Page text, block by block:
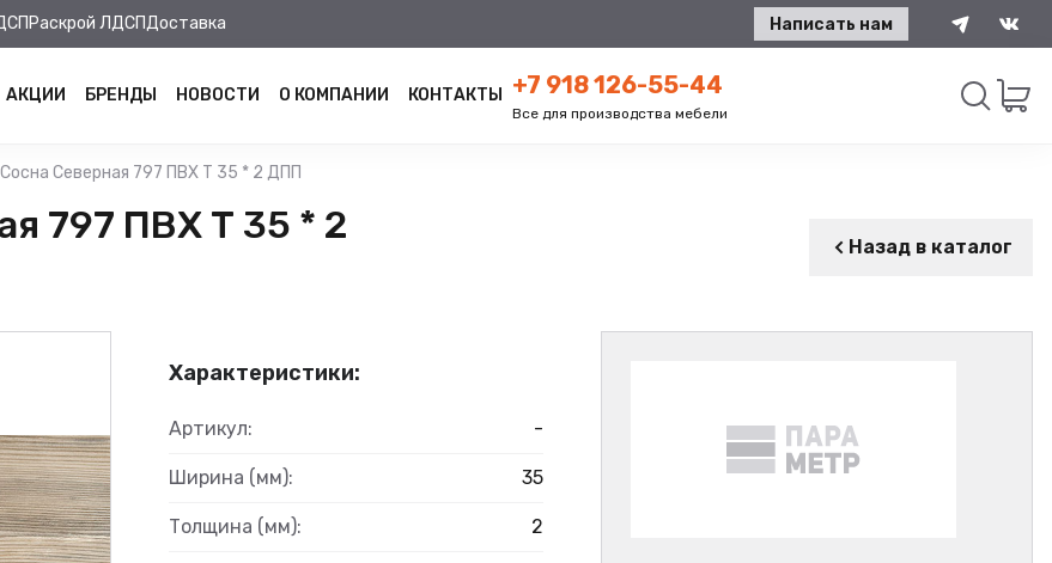
Раскрой ЛДСПДоставка Написать нам
АКЦИИ БРЕНДЫ НОВОСТИ О КОМПАНИИ КОНТАКТЫ +7 918 126-55-44
Все для производства мебели
Сосна Северная 797 ПВХ Т 35 * 2 ДПП
797 ПВХ Т 35 * 2
Назад в каталог
Характеристики:
Артикул: -
Ширина (мм): 35
Толщина (мм): 2